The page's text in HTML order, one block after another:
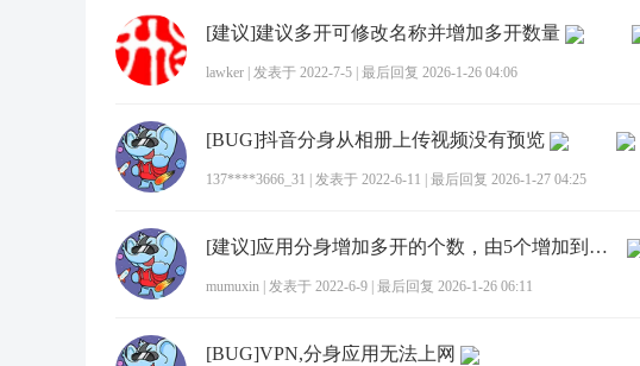
[建议]建议多开可修改名称并增加多开数量
lawker 发表于 2022-7-5 最后回复 2026-1-26 04:06
[BUG]抖音分身从相册上传视频没有预览
137****3666_31 发表于 2022-6-11 最后回复 2026-1-27 04:25
[建议]应用分身增加多开的个数，由5个增加到用户自己设定
mumuxin 发表于 2022-6-9 最后回复 2026-1-26 06:11
[BUG]VPN,分身应用无法上网